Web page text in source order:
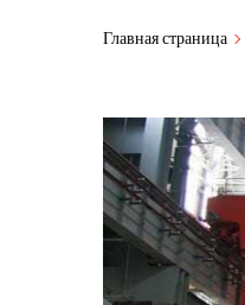
Главная страница